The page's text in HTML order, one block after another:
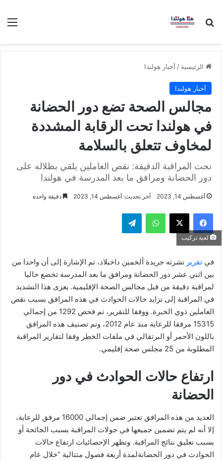
بحث عن
الرئيسية / أخبار هولندا
أخبار هولندا
مجالس الصحة تضع دور الحضانة
في هولندا تحت الرقابة المشددة
لمخاوف تتعلق بالسلامة
تحت المراقبة الدقيقة: نقص العاملين يلقي بظلاله على
دور الحضانة ومرافق ما بعد المدرسة في هولندا
أغسطس 14, 2023 آخر تحديث: أغسطس 14, 2023 دقيقة واحدة
فيسبوك ‫X واتساب تيلقرام
لعبة تركيب
في تقرير نشرته جريدة ألخمين داخبلاد، تم الإشارة إلى أن واحدا من
بين اثني عشر دور الحضانة ومرافق ما بعد المدرسة تخضع حاليا
لمراقبة دقيقة من قبل مجالس الصحة الإقليمية. يعزى هذا التشديد
في المراقبة إلى تزايد حالات الحوادث في هذه المرافق بسبب نقص
العاملين ذوي الخبرة. ووفقا للتقرير، تم فحص 1292 من إجمالي
15315 مرفقا للرعاية منذ عام 2012، وتم تصنيف هذه المرافق
باللون الأحمر أو البرتقالي في ملفات الخطر وفقا لتقارير المراقبة
المطلوبة من 25 مجلس صحة إقليمي.
ارتفاع حالات الحوادث في دور
الحضانة
العديد من هذه المرافق تعتبر ضمن إجمالي 16000 مرفق للرعاية،
إلا أنه لم يتم تضمين جميعها في جولات المراقبة بسبب الجائحة أو
بسبب تعليق نتائج المراقبة. وتظهر الإحصائيات ارتفاع حالات
الحوادث في دور الحضانةلمدة أربعة فصول متتالية “خلال عام